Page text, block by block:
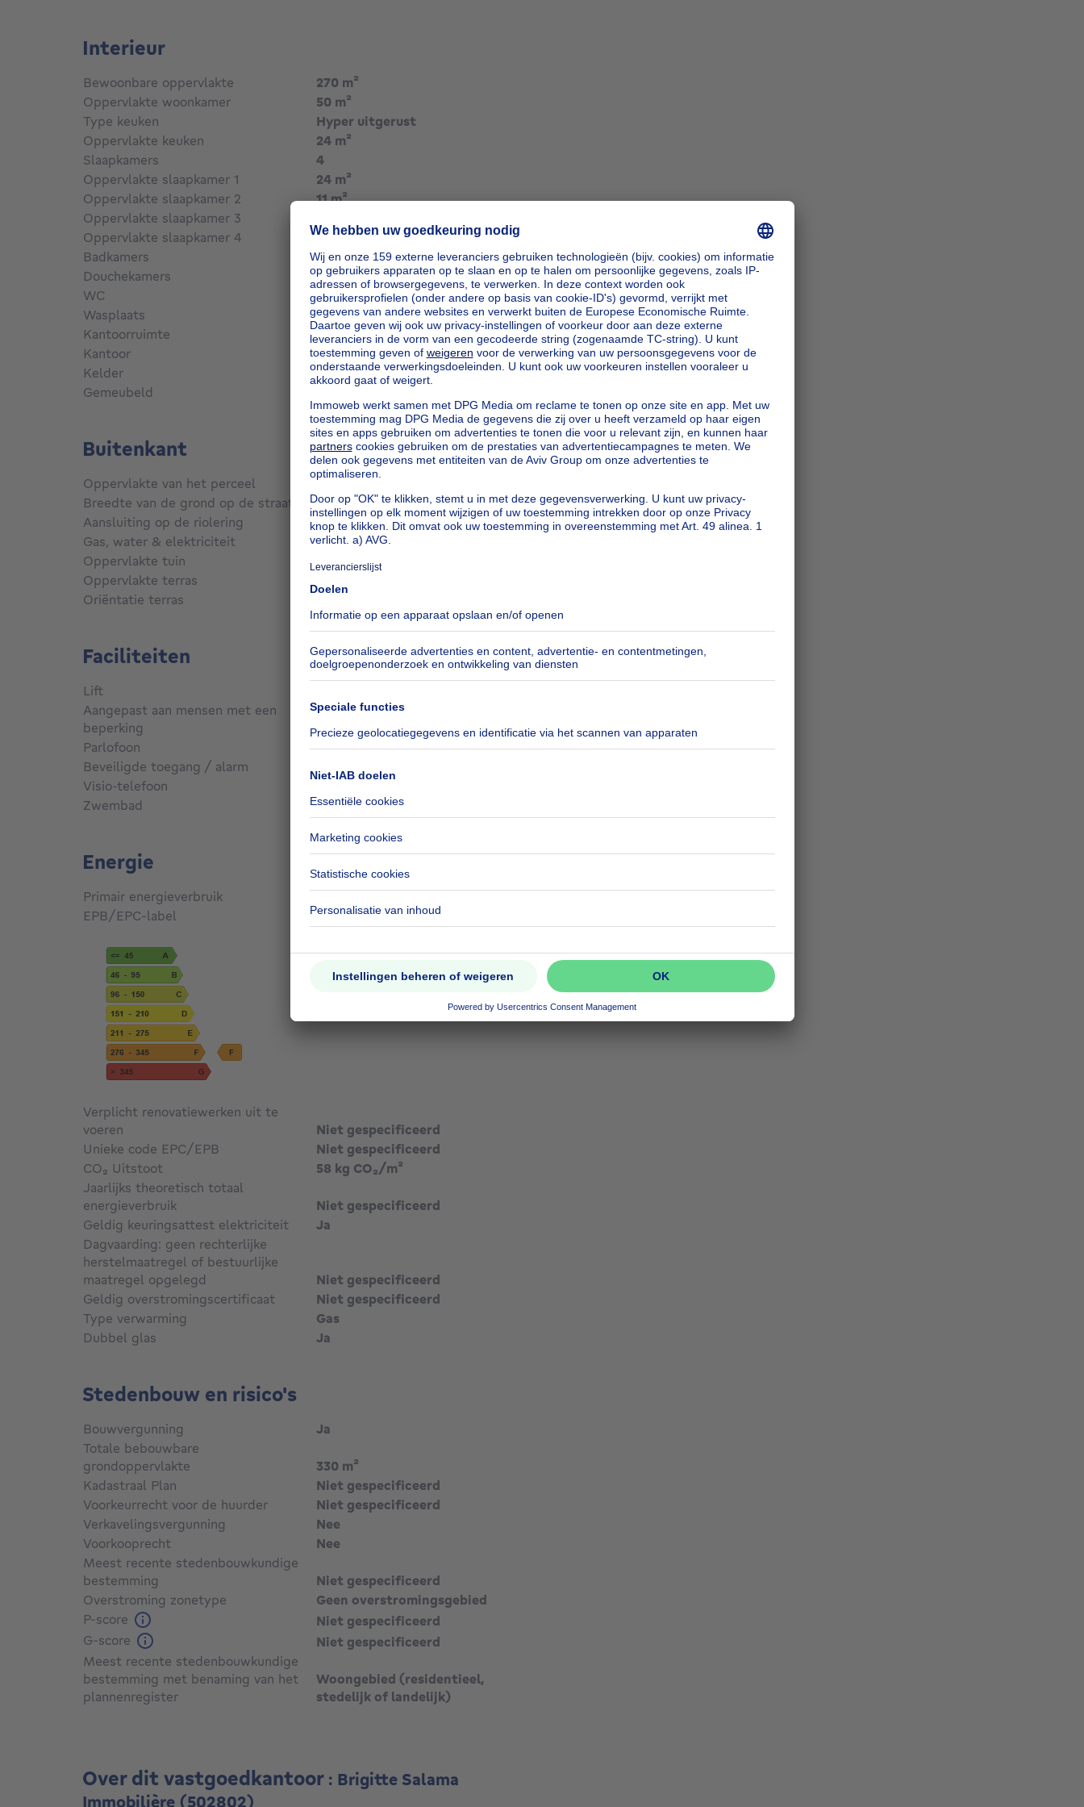
Interieur
Bewoonbare oppervlakte 270 m²
Oppervlakte woonkamer
50 m²
Type keuken
Hyper uitgerust
Oppervlakte keuken
24 m²
Slaapkamers
4
Oppervlakte slaapkamer 1
24 m²
Oppervlakte slaapkamer 2
11m² vierkante meters
Oppervlakte slaapkamer 3
Oppervlakte slaapkamer 4
12 m² vierkante meters
Badkamers
2
Douchekamers
1
WC
3
Wasplaats
Ja
Kantoorruimte
11m² vierkante meters
Kantoor
Ja
Kelder
Ja
Gemeubeld
Buitenkant
Oppervlakte van het perceel 196m² vierkante meters
Breedte van de grond op de straat
8 m meters
Aansluiting op de riolering
Aangesloten
Gas, water & elektriciteit
Ja
Oppervlakte tuin
90m²
vierkante meters
Oppervlakte terras
Oriëntatie terras
Faciliteiten
Lift
Aangepast aan mensen met een
beperking
Nee
Parlofoon
Ja
Beveiligde toegang / alarm
Visio-telefoon
Zwembad
Nee
Energie
Primair energieverbruik 291kWh/m² kilowattuur per vierkante meters
EPB/EPC-label
F
Verplicht renovatiewerken uit te
voeren
Niet gespecificeerd
Unieke code EPC/EPB
Niet gespecificeerd
CO₂ Uitstoot
58 kg CO₂/m²
Jaarlijks theoretisch totaal
energieverbruik
Niet gespecificeerd
Geldig keuringsattest elektriciteit
Ja
Dagvaarding: geen rechterlijke
herstelmaatregel of bestuurlijke
maatregel opgelegd
Niet gespecificeerd
Geldig overstromingscertificaat
Niet gespecificeerd
Type verwarming
Gas
Dubbel glas
Ja
Stedenbouw en risico's
Bouwvergunning
Ja
Totale bebouwbare
grondoppervlakte
330 m²
Kadastraal Plan
Niet gespecificeerd
Voorkeurrecht voor de huurder
Niet gespecificeerd
Verkavelingsvergunning
Nee
Voorkooprecht
Nee
Meest recente stedenbouwkundige
bestemming
Niet gespecificeerd
Overstroming zonetype
Geen overstromingsgebied
P-score
Niet gespecificeerd
G-score
Niet gespecificeerd
Meest recente stedenbouwkundige
bestemming met benaming van het
plannenregister
Woongebied (residentieel,
stedelijk of landelijk)
Over dit vastgoedkantoor : Brigitte Salama
Immobilière (502802)